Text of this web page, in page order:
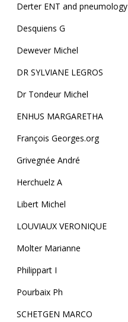
Derter ENT and pneumology
Desquiens G
Dewever Michel
DR SYLVIANE LEGROS
Dr Tondeur Michel
ENHUS MARGARETHA
François Georges.org
Grivegnée André
Herchuelz A
Libert Michel
LOUVIAUX VERONIQUE
Molter Marianne
Philippart I
Pourbaix Ph
SCHETGEN MARCO